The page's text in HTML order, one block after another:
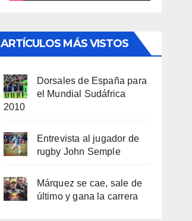
ARTÍCULOS MÁS VISTOS
Dorsales de España para
el Mundial Sudáfrica
2010
Entrevista al jugador de
rugby John Semple
Márquez se cae, sale de
último y gana la carrera